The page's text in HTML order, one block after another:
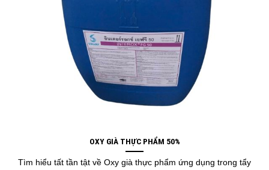
OXY GIÀ THỰC PHẨM 50%
Tìm hiểu tất tần tật về Oxy già thực phẩm ứng dụng trong tẩy